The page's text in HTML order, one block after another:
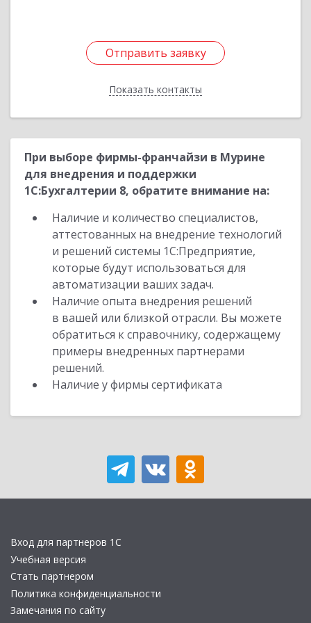
Отправить заявку
Показать контакты
Отправить заявку
Назад
При выборе фирмы-франчайзи в Мурине
для внедрения и поддержки
1С:Бухгалтерии 8, обратите внимание на:
Наличие и количество специалистов,
аттестованных на внедрение технологий
и решений системы 1С:Предприятие,
которые будут использоваться для
автоматизации ваших задач.
Наличие опыта внедрения решений
в вашей или близкой отрасли. Вы можете
обратиться к справочнику, содержащему
примеры внедренных партнерами
решений.
Наличие у фирмы сертификата
Вход для партнеров 1С
Учебная версия
Стать партнером
Политика конфиденциальности
Замечания по сайту